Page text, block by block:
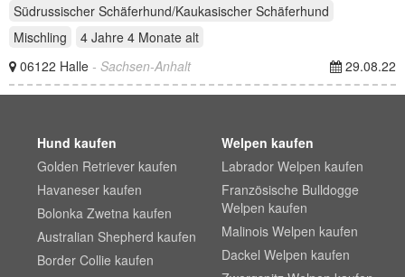
Südrussischer Schäferhund/Kaukasischer Schäferhund
Mischling
4 Jahre 4 Monate alt
06122 Halle - Sachsen-Anhalt 29.08.22
Hund kaufen
Golden Retriever kaufen
Havaneser kaufen
Bolonka Zwetna kaufen
Australian Shepherd kaufen
Border Collie kaufen
Welpen kaufen
Labrador Welpen kaufen
Französische Bulldogge
Welpen kaufen
Malinois Welpen kaufen
Dackel Welpen kaufen